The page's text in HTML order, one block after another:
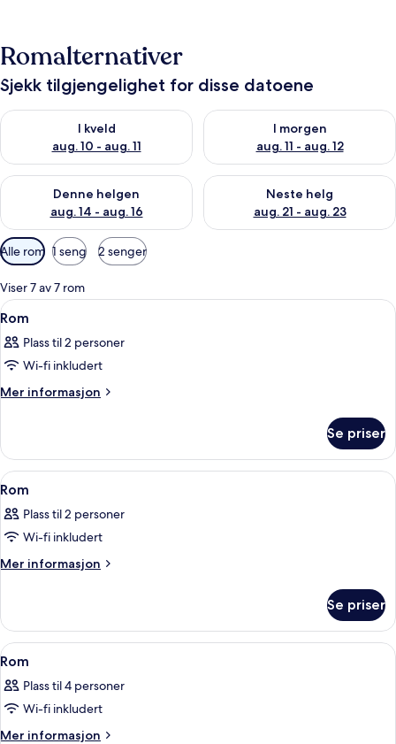
Romalternativer
Sjekk tilgjengelighet for disse datoene
I kveld
aug. 10 - aug. 11
Sjekk tilgjengelighet for i kveld, aug. 10 - aug. 11
I morgen
aug. 11 - aug. 12
Sjekk tilgjengelighet for i
Denne helgen
aug. 14 - aug. 16
Sjekk tilgjengelighet for denne helgen, aug. 14 - aug. 16
Neste helg
aug. 21 - aug. 23
Sjekk tilgjengelighet for
Tilgjengelige
filtre
for
rom
Alle rom 1 seng 2 senger
Viser 7 av 7 rom
Åpne
alle
bildene
av
Rom
Allergitestet sengetøy, safe på
3
Rom
Plass til 2 personer
Wi-fi inkludert
Mer informasjon
Mer
Se priser
Åpne
alle
bildene
av
Rom
Allergitestet sengetøy, safe på
7
Rom
Plass til 2 personer
Wi-fi inkludert
Mer informasjon
Mer
Se priser
Åpne
alle
bildene
av
Rom
Allergitestet sengetøy, safe på
6
Rom
Plass til 4 personer
Wi-fi inkludert
Mer informasjon
Mer